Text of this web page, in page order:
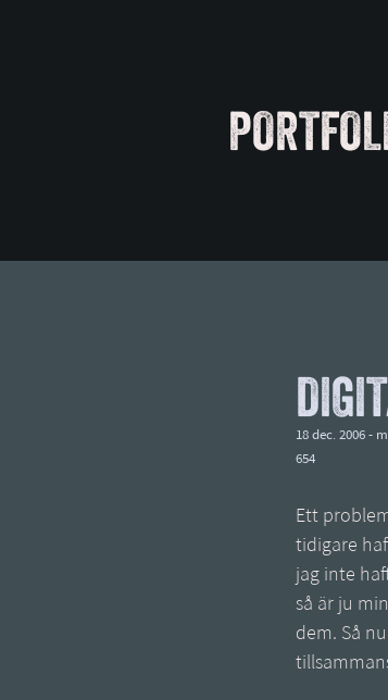
18 dec. 2006 -
654
Ett
tidigare
jag inte
så är ju
dem. Så